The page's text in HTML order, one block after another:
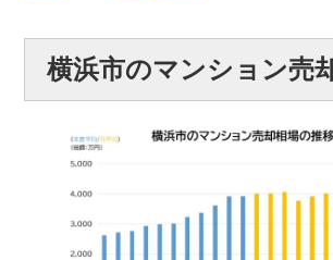
横浜市のマンション売